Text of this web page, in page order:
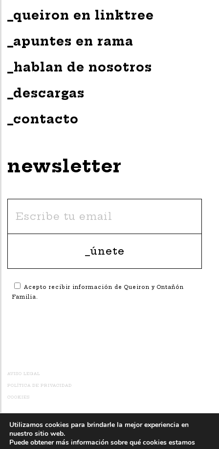
_queiron en linktree
_apuntes en rama
_hablan de nosotros
_descargas
_contacto
newsletter
Acepto recibir información de Queiron y Ontañón
Familia.
AVISO LEGAL
POLÍTICA DE PRIVACIDAD
COOKIES
© 2026 DOMINIO DE QUEIRÓN Todos los derechos reservados
Utilizamos cookies para brindarle la mejor experiencia en
nuestro sitio web.
Puede obtener más información sobre qué cookies estamos